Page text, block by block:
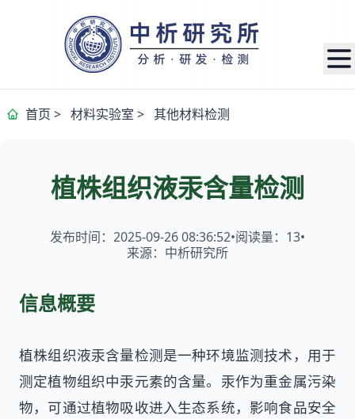
首页 > 材料实验室 > 其他材料检测
植株组织液汞含量检测
发布时间：2025-09-26 08:36:52•阅读量： 13•
来源：中析研究所
信息概要
植株组织液汞含量检测是一种环境监测技术，用于
测定植物组织中汞元素的含量。汞作为重金属污染
物，可通过植物吸收进入生态系统，影响食品安全